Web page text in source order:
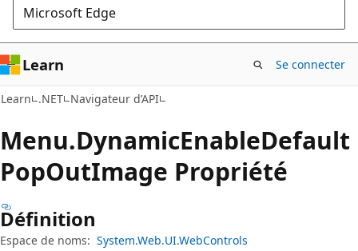
Microsoft Edge
Learn Se connecter
Learn .NET Navigateur d’API
Menu.DynamicEnableDefault
PopOutImage Propriété
Définition
Espace de noms: System.Web.UI.WebControls